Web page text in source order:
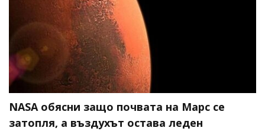
NASA обясни защо почвата на Марс се
затопля, а въздухът остава леден